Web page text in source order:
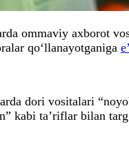
ommaviy axborot
qo‘llanayotganiga
dori vositalari
kabi ta’riflar bilan